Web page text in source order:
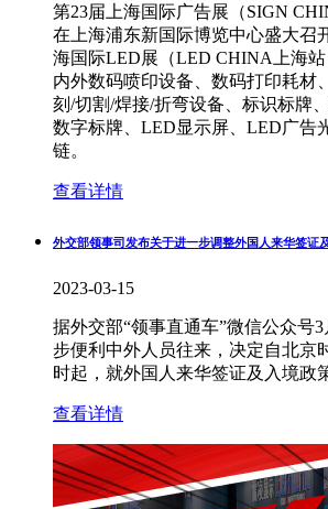
第23届上海国际广告展（SIGN
在上海浦东新国际博览中心盛大召
海国际LED展（LED CHINA上海
内外数码喷印设备、数码打印耗材
刻/切割/焊接/折弯设备、标识标牌、
数字标牌、LED显示屏、LED广告
链。
查看详情
外交部领事司发布关于进一步调整外国人来华签证
2023-03-15
据外交部“领事直通车”微信公众号
步便利中外人员往来，决定自北京
时起，就外国人来华签证及入境政
查看详情